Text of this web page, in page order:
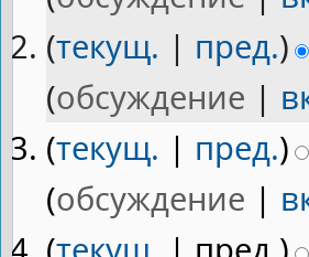
(текущ. | пред.)
(обсуждение |
(текущ. | пред.)
(обсуждение |